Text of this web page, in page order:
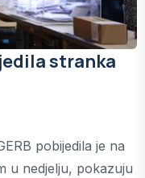
stranka
pobijedila je na
u nedjelju, pokazuju